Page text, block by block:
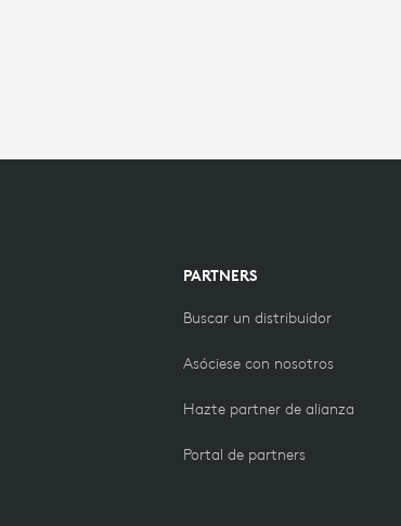
PARTNERS
Buscar un distribuidor
Asóciese con nosotros
Hazte partner de alianza
Portal de partners